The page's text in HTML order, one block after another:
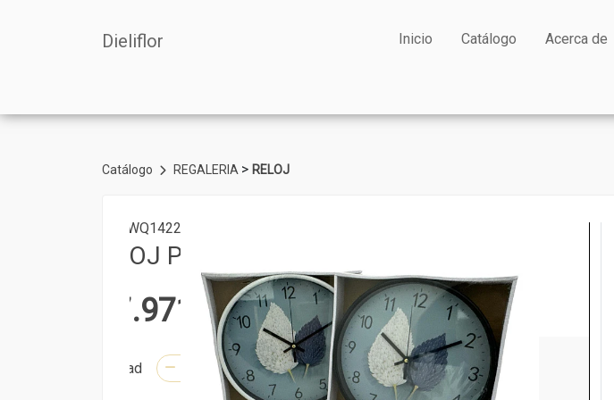
Dieliflor Inicio Catálogo Acerca de
Catálogo REGALERIA > RELOJ